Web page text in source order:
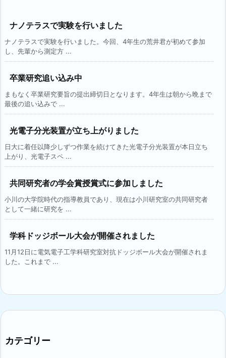
ナノテラスで実験を行いました
ナノテラスで実験を行いました。今回、4年生の荒井君が初めて参加
し、先輩から測定方 ...
卒業研究追い込み中
まもなく卒業研究要旨の提出締切日となります。4年生は朝から晩まで
最後の追い込みで ...
光電子分光装置が立ち上がりました
日大に着任以降少しずつ作業を続けてきた光電子分光装置が本日立ち
上がり、光電子スペ ...
共同研究者の学会賞授賞式に参加しました
小川の大学院時代の指導教員であり、現在は小川研究室の共同研究者
として一緒に研究を ...
学科ドッジボール大会が開催されました
11月12日に電気電子工学科研究室対抗ドッジボール大会が開催されま
した。これまで ...
カテゴリー